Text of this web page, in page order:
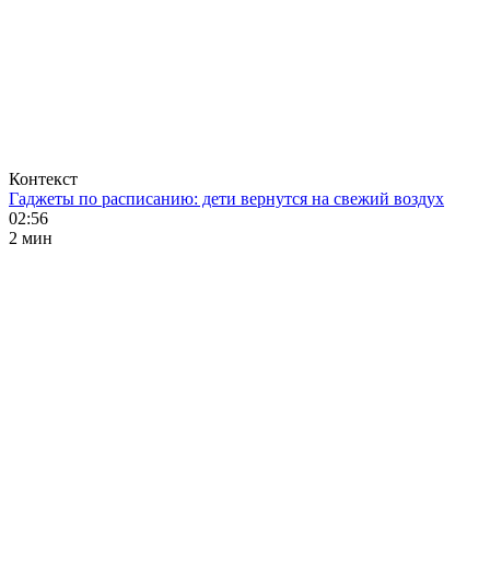
Контекст
Гаджеты по расписанию: дети вернутся на свежий воздух
02:56
2 мин